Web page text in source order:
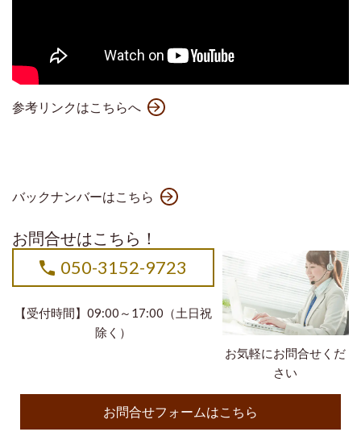
参考リンクはこちらへ
バックナンバーはこちら
お問合せはこちら！
お気軽にお問合せくだ
さい
050-3152-9723
【受付時間】09:00～17:00（土日祝
除く）
お問合せフォームはこちら